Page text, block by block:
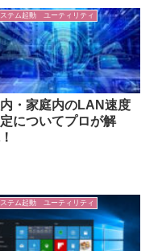
ステム起動 ユーティリティ
・家庭内のLAN速度
についてプロが解
ステム起動 ユーティリティ